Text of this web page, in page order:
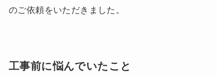
のご依頼をいただきました。
工事前に悩んでいたこと